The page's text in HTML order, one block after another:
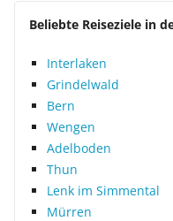
Beliebte Reiseziele in
Interlaken
Grindelwald
Bern
Wengen
Adelboden
Thun
Lenk im Simmental
Mürren